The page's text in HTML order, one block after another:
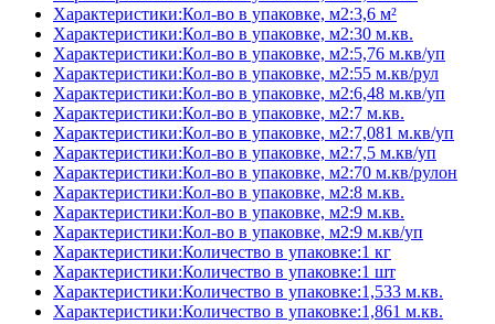
Характеристики:Кол-во в упаковке, м2:3,6 м²
Характеристики:Кол-во в упаковке, м2:30 м.кв.
Характеристики:Кол-во в упаковке, м2:5,76 м.кв/уп
Характеристики:Кол-во в упаковке, м2:55 м.кв/рул
Характеристики:Кол-во в упаковке, м2:6,48 м.кв/уп
Характеристики:Кол-во в упаковке, м2:7 м.кв.
Характеристики:Кол-во в упаковке, м2:7,081 м.кв/уп
Характеристики:Кол-во в упаковке, м2:7,5 м.кв/уп
Характеристики:Кол-во в упаковке, м2:70 м.кв/рулон
Характеристики:Кол-во в упаковке, м2:8 м.кв.
Характеристики:Кол-во в упаковке, м2:9 м.кв.
Характеристики:Кол-во в упаковке, м2:9 м.кв/уп
Характеристики:Количество в упаковке:1 кг
Характеристики:Количество в упаковке:1 шт
Характеристики:Количество в упаковке:1,533 м.кв.
Характеристики:Количество в упаковке:1,861 м.кв.